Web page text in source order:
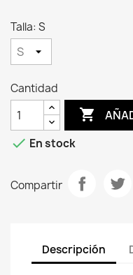
Talla: S
Cantidad

 En stock
Compartir
Descripción